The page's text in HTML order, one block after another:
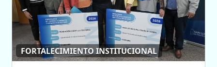
FORTALECIMIENTO INSTITUCIONAL